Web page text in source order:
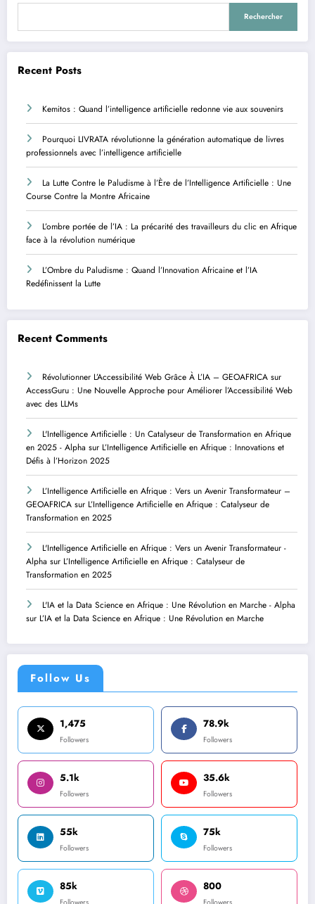
Rechercher
Recent Posts
Kemitos : Quand l’intelligence artificielle redonne vie aux souvenirs
Pourquoi LIVRATA révolutionne la génération automatique de livres
professionnels avec l’intelligence artificielle
La Lutte Contre le Paludisme à l’Ère de l’Intelligence Artificielle : Une
Course Contre la Montre Africaine
L’ombre portée de l’IA : La précarité des travailleurs du clic en Afrique
face à la révolution numérique
L’Ombre du Paludisme : Quand l’Innovation Africaine et l’IA
Redéfinissent la Lutte
Recent Comments
Révolutionner L’Accessibilité Web Grâce À L’IA – GEOAFRICA sur
AccessGuru : Une Nouvelle Approche pour Améliorer l’Accessibilité Web
avec des LLMs
L'Intelligence Artificielle : Un Catalyseur de Transformation en Afrique
en 2025 - Alpha sur L’Intelligence Artificielle en Afrique : Innovations et
Défis à l’Horizon 2025
L’Intelligence Artificielle en Afrique : Vers un Avenir Transformateur –
GEOAFRICA sur L’Intelligence Artificielle en Afrique : Catalyseur de
Transformation en 2025
L'Intelligence Artificielle en Afrique : Vers un Avenir Transformateur -
Alpha sur L’Intelligence Artificielle en Afrique : Catalyseur de
Transformation en 2025
L'IA et la Data Science en Afrique : Une Révolution en Marche - Alpha
sur L’IA et la Data Science en Afrique : Une Révolution en Marche
Follow Us
1,475
Followers
78.9k
Followers
5.1k
Followers
35.6k
Followers
55k
Followers
75k
Followers
85k 800